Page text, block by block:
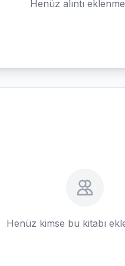
Henüz alıntı
Henüz kimse bu kitabı